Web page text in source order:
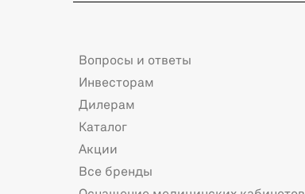
Вопросы и ответы
Инвесторам
Дилерам
Каталог
Акции
Все бренды